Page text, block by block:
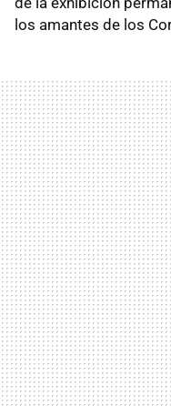
los amantes de los